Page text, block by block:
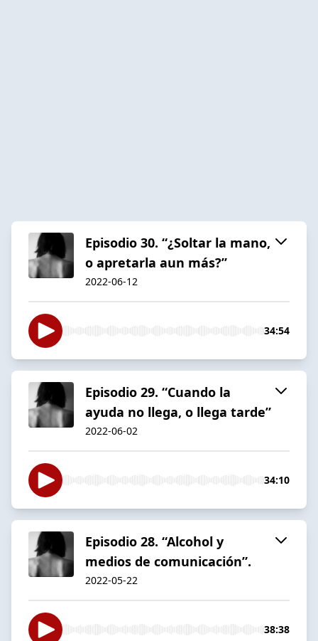
Episodio 30. “¿Soltar la mano,
o apretarla aun más?”
2022-06-12
34:54
Episodio 29. “Cuando la
ayuda no llega, o llega tarde”
2022-06-02
34:10
Episodio 28. “Alcohol y
medios de comunicación”.
2022-05-22
38:38